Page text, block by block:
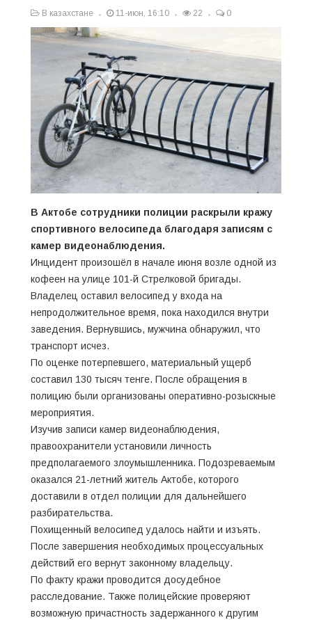
В казахстане 11-июн, 16:10 22 0
В Актобе сотрудники полиции раскрыли кражу
спортивного велосипеда благодаря записям с
камер видеонаблюдения.
Инцидент произошёл в начале июня возле одной из
кофеен на улице 101-й Стрелковой бригады.
Владелец оставил велосипед у входа на
непродолжительное время, пока находился внутри
заведения. Вернувшись, мужчина обнаружил, что
транспорт исчез.
По оценке потерпевшего, материальный ущерб
составил 130 тысяч тенге. После обращения в
полицию были организованы оперативно-розыскные
мероприятия.
Изучив записи камер видеонаблюдения,
правоохранители установили личность
предполагаемого злоумышленника. Подозреваемым
оказался 21-летний житель Актобе, которого
доставили в отдел полиции для дальнейшего
разбирательства.
Похищенный велосипед удалось найти и изъять.
После завершения необходимых процессуальных
действий его вернут законному владельцу.
По факту кражи проводится досудебное
расследование. Также полицейские проверяют
возможную причастность задержанного к другим